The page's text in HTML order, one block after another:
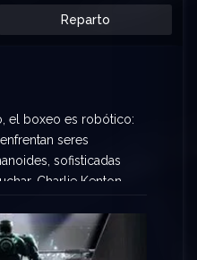
Reparto
el boxeo es robótico:
seres
sofisticadas
Charlie Kenton,
racha como
encuentra un viejo